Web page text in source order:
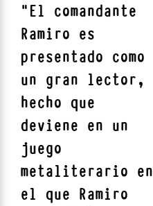
"El comandante
Ramiro es
presentado como
un gran lector,
hecho que
deviene en un
juego
metaliterario en
el que Ramiro